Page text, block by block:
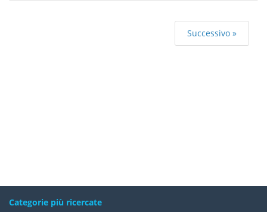
Successivo »
Categorie più ricercate